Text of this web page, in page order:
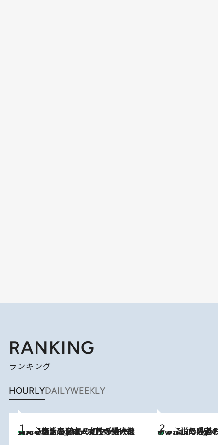
RANKING
ランキング
HOURLYDAILYWEEKLY
2 Hours Ago
【ハワイ土産】ローカルの絶大な支持で復活！ 絶品の幻クッキー《元ファンの日本人女性が受け継いだ名店》 2 Hours Ago
あの伝説の限定トートも！ リニューアルした「ディーン